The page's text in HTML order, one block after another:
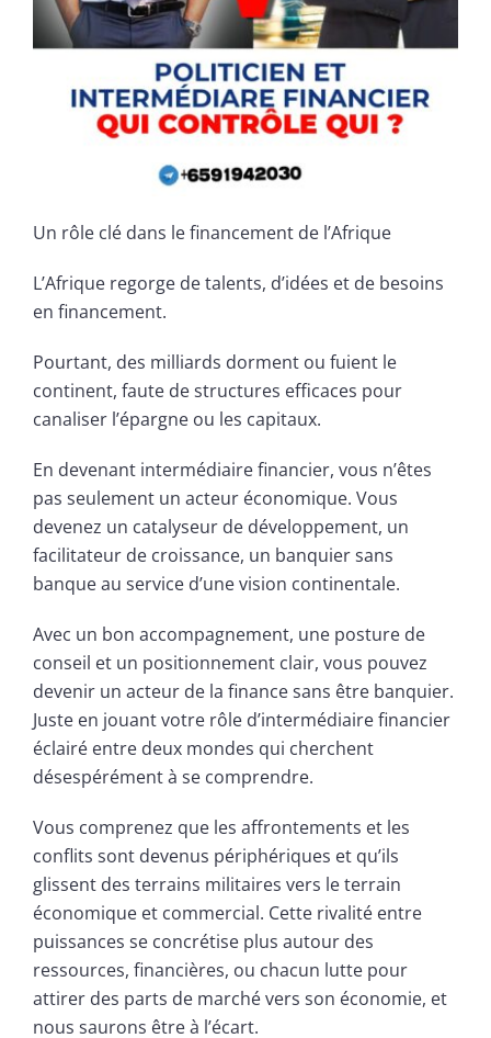
Un rôle clé dans le financement de l’Afrique
L’Afrique regorge de talents, d’idées et de besoins
en financement.
Pourtant, des milliards dorment ou fuient le
continent, faute de structures efficaces pour
canaliser l’épargne ou les capitaux.
En devenant intermédiaire financier, vous n’êtes
pas seulement un acteur économique. Vous
devenez un catalyseur de développement, un
facilitateur de croissance, un banquier sans
banque au service d’une vision continentale.
Avec un bon accompagnement, une posture de
conseil et un positionnement clair, vous pouvez
devenir un acteur de la finance sans être banquier.
Juste en jouant votre rôle d’intermédiaire financier
éclairé entre deux mondes qui cherchent
désespérément à se comprendre.
Vous comprenez que les affrontements et les
conflits sont devenus périphériques et qu’ils
glissent des terrains militaires vers le terrain
économique et commercial. Cette rivalité entre
puissances se concrétise plus autour des
ressources, financières, ou chacun lutte pour
attirer des parts de marché vers son économie, et
nous saurons être à l’écart.